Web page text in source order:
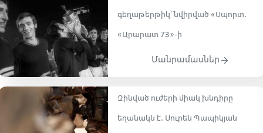
գեղաթերթիկ՝ նվիրված «Սպորտ․
«Արարատ 73»-ի
Մանրամասներ
Զինված ուժերի միակ խնդիրը
եղանակն է. Սուրեն Պապիկյան